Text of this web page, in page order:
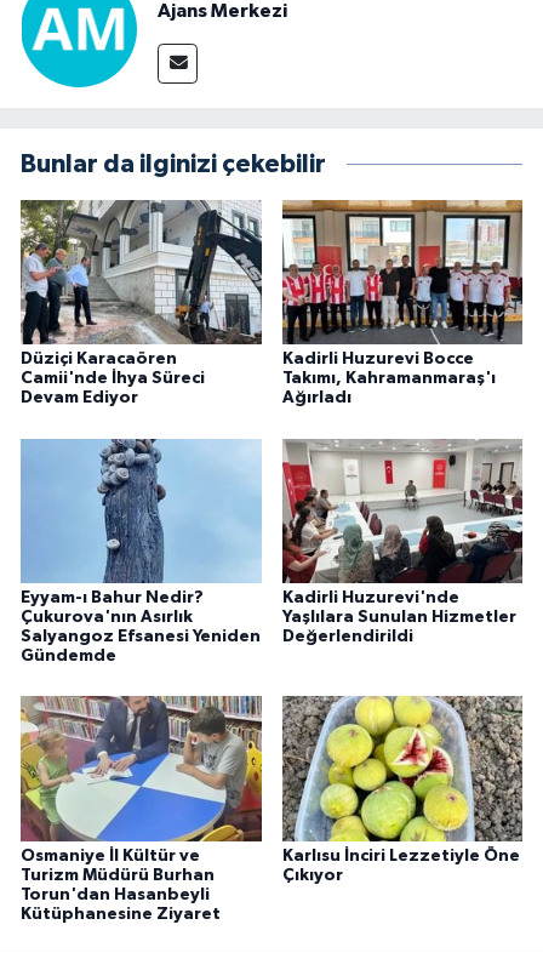
Ajans Merkezi
Bunlar da ilginizi çekebilir
Düziçi Karacaören
Camii'nde İhya Süreci
Devam Ediyor
Kadirli Huzurevi Bocce
Takımı, Kahramanmaraş'ı
Ağırladı
Eyyam-ı Bahur Nedir?
Çukurova'nın Asırlık
Salyangoz Efsanesi Yeniden
Gündemde
Kadirli Huzurevi'nde
Yaşlılara Sunulan Hizmetler
Değerlendirildi
Osmaniye İl Kültür ve
Turizm Müdürü Burhan
Torun'dan Hasanbeyli
Kütüphanesine Ziyaret
Karlısu İnciri Lezzetiyle Öne
Çıkıyor